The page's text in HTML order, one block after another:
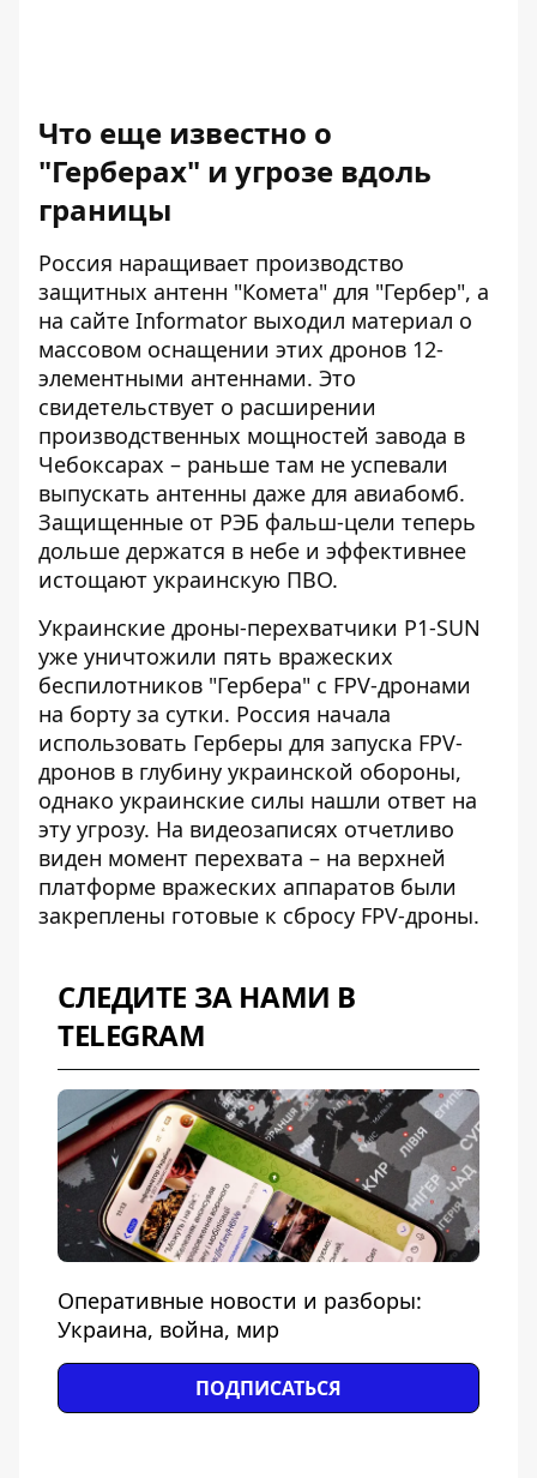
Что еще известно о
"Герберах" и угрозе вдоль
границы
Россия наращивает производство
защитных антенн "Комета" для "Гербер", а
на сайте Informator выходил материал о
массовом оснащении этих дронов 12-
элементными антеннами. Это
свидетельствует о расширении
производственных мощностей завода в
Чебоксарах – раньше там не успевали
выпускать антенны даже для авиабомб.
Защищенные от РЭБ фальш-цели теперь
дольше держатся в небе и эффективнее
истощают украинскую ПВО.
Украинские дроны-перехватчики P1-SUN
уже уничтожили пять вражеских
беспилотников "Гербера" с FPV-дронами
на борту за сутки. Россия начала
использовать Герберы для запуска FPV-
дронов в глубину украинской обороны,
однако украинские силы нашли ответ на
эту угрозу. На видеозаписях отчетливо
виден момент перехвата – на верхней
платформе вражеских аппаратов были
закреплены готовые к сбросу FPV-дроны.
СЛЕДИТЕ ЗА НАМИ В
TELEGRAM
Оперативные новости и разборы:
Украина, война, мир
ПОДПИСАТЬСЯ